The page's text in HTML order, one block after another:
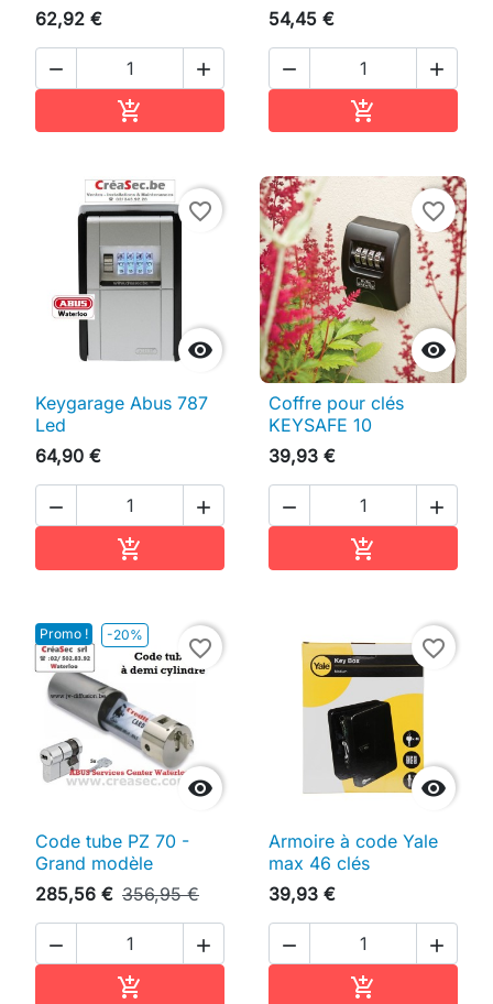
62,92 €
 

54,45 €
 


favorite_border
Keygarage Abus 787
Led
64,90 €
 


favorite_border
Coffre pour clés
KEYSAFE 10
39,93 €
 

Promo ! -20%

favorite_border
Code tube PZ 70 -
Grand modèle
285,56 € 356,95 €
 


favorite_border
Armoire à code Yale
max 46 clés
39,93 €
 
